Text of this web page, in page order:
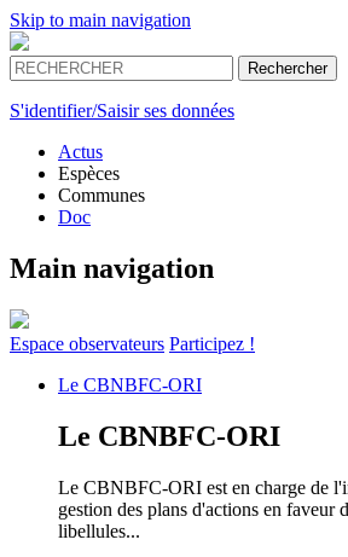
Skip to main navigation
S'identifier/Saisir ses données
Actus
Espèces
Communes
Doc
Main navigation
Espace observateurs Participez !
Le CBNBFC-ORI
Le CBNBFC-ORI
Le CBNBFC-ORI est en charge de
gestion des plans d'actions en faveur
libellules...